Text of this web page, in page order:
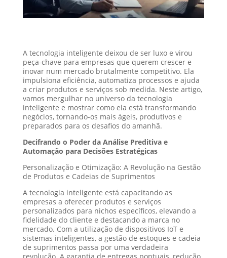
A tecnologia inteligente deixou de ser luxo e virou
peça-chave para empresas que querem crescer e
inovar num mercado brutalmente competitivo. Ela
impulsiona eficiência, automatiza processos e ajuda
a criar produtos e serviços sob medida. Neste artigo,
vamos mergulhar no universo da tecnologia
inteligente e mostrar como ela está transformando
negócios, tornando-os mais ágeis, produtivos e
preparados para os desafios do amanhã.
Decifrando o Poder da Análise Preditiva e
Automação para Decisões Estratégicas
Personalização e Otimização: A Revolução na Gestão
de Produtos e Cadeias de Suprimentos
A tecnologia inteligente está capacitando as
empresas a oferecer produtos e serviços
personalizados para nichos específicos, elevando a
fidelidade do cliente e destacando a marca no
mercado. Com a utilização de dispositivos IoT e
sistemas inteligentes, a gestão de estoques e cadeia
de suprimentos passa por uma verdadeira
revolução. A garantia de entregas pontuais, redução